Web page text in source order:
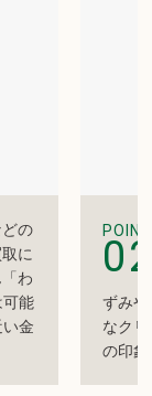
の
に
わ
可能
金
POINT
ずみ
なク
の印